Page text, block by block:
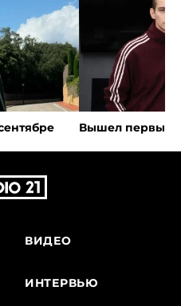
Вышел первый
ВИДЕО
ИНТЕРВЬЮ